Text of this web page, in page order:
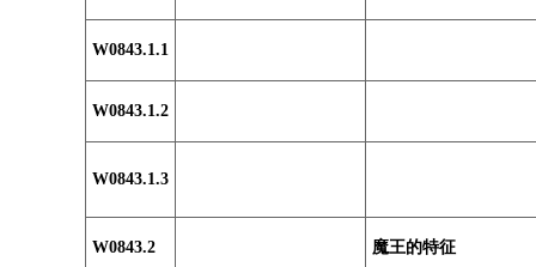
W0843.1.1
W0843.1.2
W0843.1.3
W0843.2 魔王的特征